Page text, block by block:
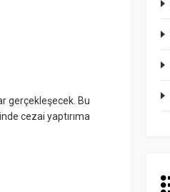
gerçekleşecek. Bu
cezai yaptırıma